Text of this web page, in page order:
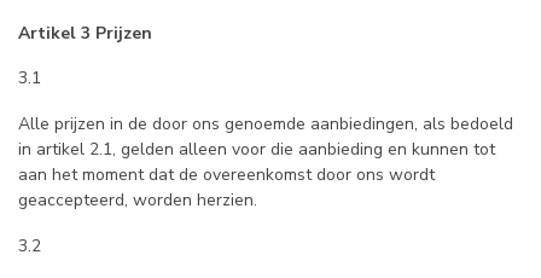
Artikel 3 Prijzen
3.1
Alle prijzen in de door ons genoemde aanbiedingen, als bedoeld
in artikel 2.1, gelden alleen voor die aanbieding en kunnen tot
aan het moment dat de overeenkomst door ons wordt
geaccepteerd, worden herzien.
3.2